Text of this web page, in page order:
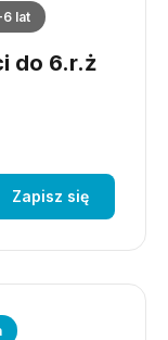
lat
do 6.r.ż
Zapisz się